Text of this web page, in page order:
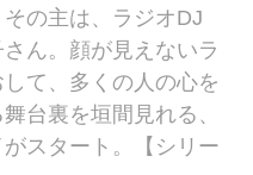
の主は、ラジオDJ
ん。顔が見えないラ
て、多くの人の心を
台裏を垣間見れる、
スタート。【シリー